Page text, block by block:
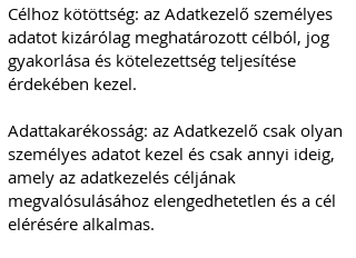
Célhoz kötöttség: az Adatkezelő személyes
adatot kizárólag meghatározott célból, jog
gyakorlása és kötelezettség teljesítése
érdekében kezel.
Adattakarékosság: az Adatkezelő csak olyan
személyes adatot kezel és csak annyi ideig,
amely az adatkezelés céljának
megvalósulásához elengedhetetlen és a cél
elérésére alkalmas.